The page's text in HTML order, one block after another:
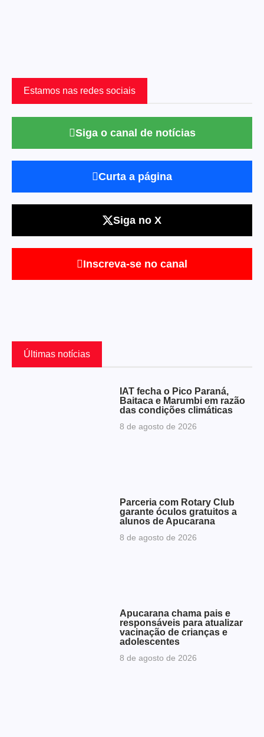
Estamos nas redes sociais
Siga o canal de notícias
Curta a página
Siga no X
Inscreva-se no canal
Últimas notícias
IAT fecha o Pico Paraná,
Baitaca e Marumbi em razão
das condições climáticas
8 de agosto de 2026
Parceria com Rotary Club
garante óculos gratuitos a
alunos de Apucarana
8 de agosto de 2026
Apucarana chama pais e
responsáveis para atualizar
vacinação de crianças e
adolescentes
8 de agosto de 2026